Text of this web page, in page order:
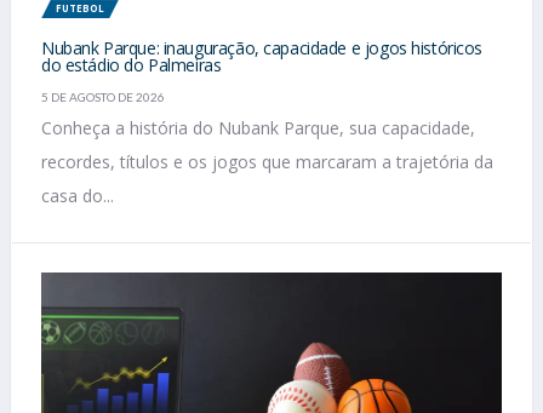
FUTEBOL
Nubank Parque: inauguração, capacidade e jogos históricos
do estádio do Palmeiras
5 DE AGOSTO DE 2026
Conheça a história do Nubank Parque, sua capacidade,
recordes, títulos e os jogos que marcaram a trajetória da
casa do...